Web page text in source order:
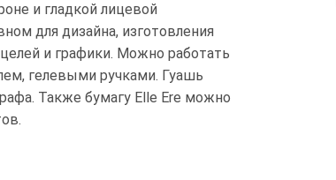
и гладкой лицевой
для дизайна, изготовления
и графики. Можно работать
гелевыми ручками. Гуашь
Также бумагу Elle Ere можно